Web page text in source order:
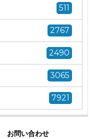
511
2767
2490
3065
7921
お問い合わせ